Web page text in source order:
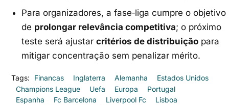
Para organizadores, a fase‑liga cumpre o objetivo
de prolongar relevância competitiva; o próximo
teste será ajustarcritérios de distribuição para
mitigar concentração sem penalizar mérito.
Tags: Financas Inglaterra Alemanha
Estados Unidos
Champions League
Uefa Europa
Portugal
Espanha
Fc Barcelona Liverpool Fc
Lisboa